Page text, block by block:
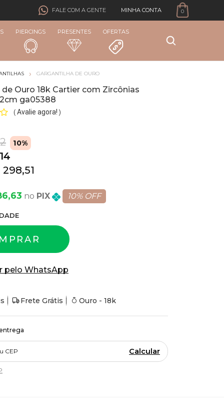
FALE COM A GENTE MINHA CONTA 0
PIERCINGS PRESENTES OFERTAS
GARGANTILHA DE OURO
Ouro 18k Cartier com Zircônias
ga05388
( Avalie agora! )
10%
298,51
PIX 10% OFF
pelo WhatsApp
Frete Grátis Ouro - 18k
Calcular